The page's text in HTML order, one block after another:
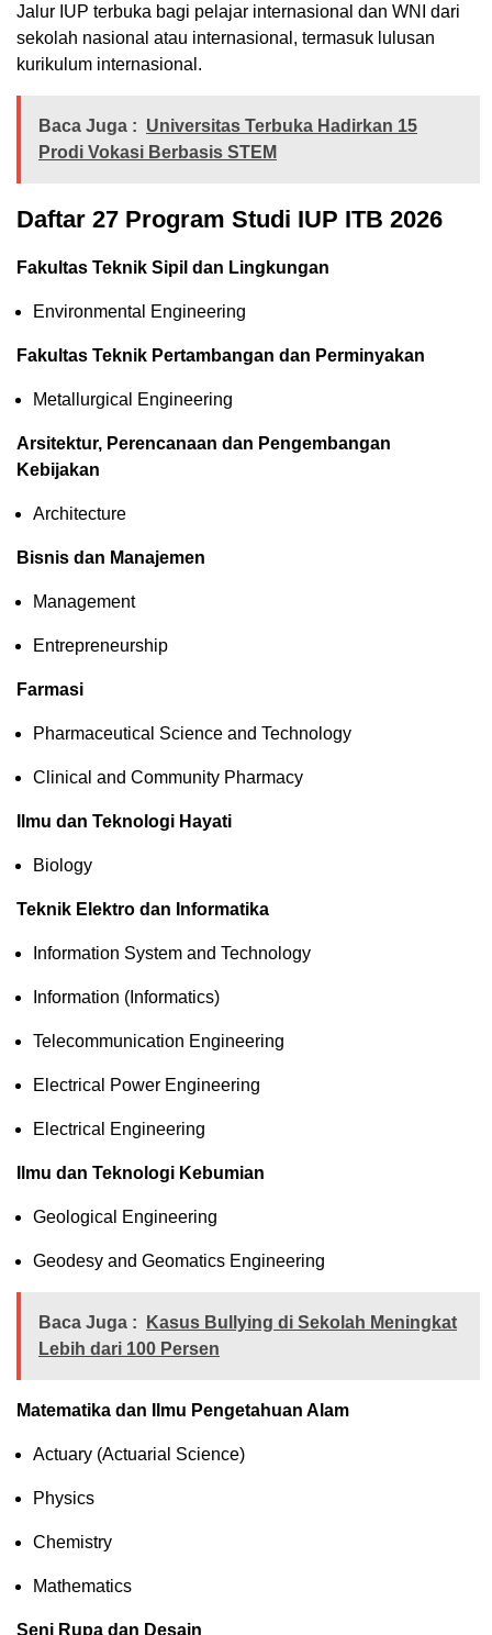
Jalur IUP terbuka bagi pelajar internasional dan WNI dari
sekolah nasional atau internasional, termasuk lulusan
kurikulum internasional.
Baca Juga : Universitas Terbuka Hadirkan 15
Prodi Vokasi Berbasis STEM
Daftar 27 Program Studi IUP ITB 2026
Fakultas Teknik Sipil dan Lingkungan
Environmental Engineering
Fakultas Teknik Pertambangan dan Perminyakan
Metallurgical Engineering
Arsitektur, Perencanaan dan Pengembangan
Kebijakan
Architecture
Bisnis dan Manajemen
Management
Entrepreneurship
Farmasi
Pharmaceutical Science and Technology
Clinical and Community Pharmacy
Ilmu dan Teknologi Hayati
Biology
Teknik Elektro dan Informatika
Information System and Technology
Information (Informatics)
Telecommunication Engineering
Electrical Power Engineering
Electrical Engineering
Ilmu dan Teknologi Kebumian
Geological Engineering
Geodesy and Geomatics Engineering
Baca Juga :
Kasus Bullying di Sekolah Meningkat
Lebih dari 100 Persen
Matematika dan Ilmu Pengetahuan Alam
Actuary (Actuarial Science)
Physics
Chemistry
Mathematics
Seni Rupa dan Desain